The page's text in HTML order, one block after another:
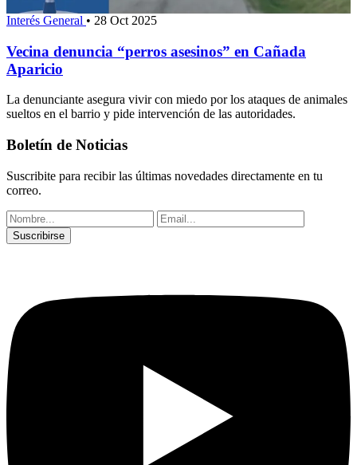
Interés General • 28 Oct 2025
Vecina denuncia “perros asesinos” en Cañada
Aparicio
La denunciante asegura vivir con miedo por los ataques de animales
sueltos en el barrio y pide intervención de las autoridades.
Boletín de Noticias
Suscribite para recibir las últimas novedades directamente en tu
correo.
Suscribirse